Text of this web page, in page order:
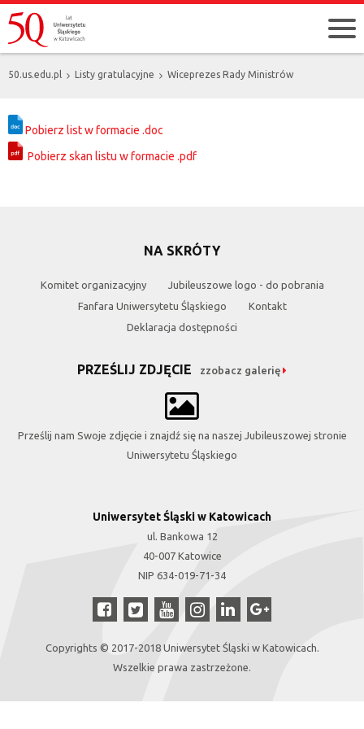
50.us.edu.pl Listy gratulacyjne Wiceprezes Rady Ministrów
Pobierz list w formacie .doc
Pobierz skan listu w formacie .pdf
NA SKRÓTY
Komitet organizacyjny
Jubileuszowe logo - do pobrania
Fanfara Uniwersytetu Śląskiego
Kontakt
Deklaracja dostępności
PRZEŚLIJ ZDJĘCIE zzobacz galerię
Prześlij nam Swoje zdjęcie i znajdź się na naszej Jubileuszowej stronie
Uniwersytetu Śląskiego
Uniwersytet Śląski w Katowicach
ul. Bankowa 12
40-007 Katowice
NIP 634-019-71-34
Copyrights © 2017-2018 Uniwersytet Śląski w Katowicach.
Wszelkie prawa zastrzeżone.